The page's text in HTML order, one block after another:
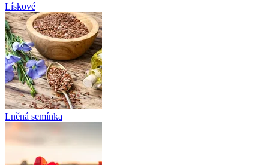
Lískové
Lněná semínka